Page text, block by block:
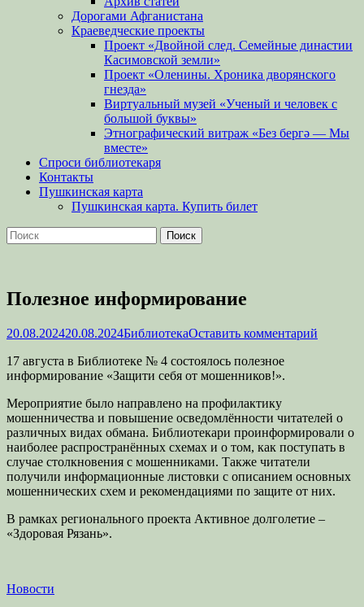
Дорогами Афганистана
Краеведческие проекты
Проект «Двойной след. Семейные династии
Касимовской земли»
Проект «Оленины. Хроника дворянского
гнезда»
Виртуальный музей «Ученый и человек с
большой буквы»
Этнографический витраж «Без бергə — Мы
вместе»
Спроси библиотекаря
Контакты
Пушкинская карта
Пушкинская карта. Купить билет
Поиск
Найти:
Полезное информирование
Опубликовано
20.08.202420.08.2024Автор
БиблиотекаОставить комментарий
17 августа в Библиотеке № 4 состоялось полезное
информирование «Защити себя от мошенников!».
Мероприятие было направлено на профилактику
мошенничества и повышение осведомлённости читателей о
различных видах обмана. Библиотекари проинформировали о
наиболее распространённых схемах и о том, как поступать в
случае столкновения с мошенниками. Также читатели
получили информационные листовки с описанием основных
мошеннических схем и рекомендациями по защите от них.
В рамках регионального проекта Активное долголетие –
«Здоровая Рязань».
Категории
Новости